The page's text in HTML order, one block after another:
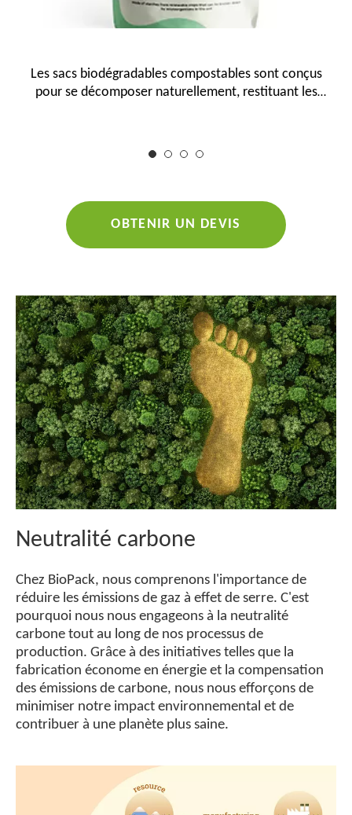
Les sacs biodégradables compostables sont conçus
pour se décomposer naturellement, restituant les
OBTENIR UN DEVIS
Neutralité carbone
Chez BioPack, nous comprenons l'importance de
réduire les émissions de gaz à effet de serre. C'est
pourquoi nous nous engageons à la neutralité
carbone tout au long de nos processus de
production. Grâce à des initiatives telles que la
fabrication économe en énergie et la compensation
des émissions de carbone, nous nous efforçons de
minimiser notre impact environnemental et de
contribuer à une planète plus saine.